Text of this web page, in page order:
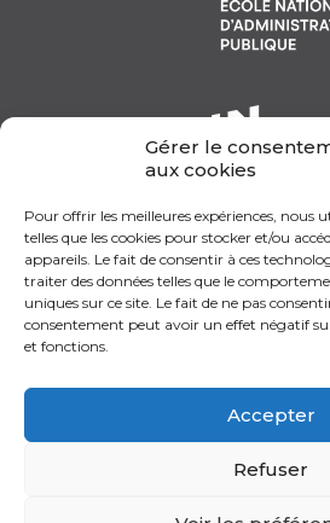
Gérer le
aux cookies
Pour offrir les meilleures expériences, nous
telles que les cookies pour stocker et/ou
appareils. Le fait de consentir à ces
traiter des données telles que le
uniques sur ce site. Le fait de ne pas
consentement peut avoir un effet négatif
et fonctions.
Accepter
Refuser